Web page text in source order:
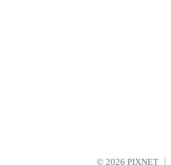
© 2026 PIXNET